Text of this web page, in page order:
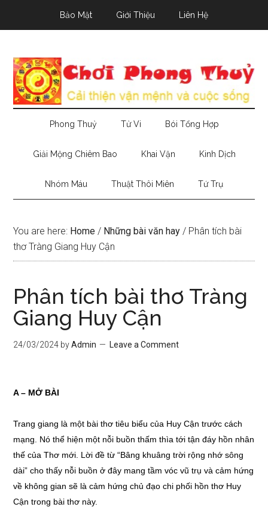
Bảo Mật Giới Thiệu Liên Hệ
Phong Thuỷ Tử Vi Bói Tổng Hợp
Giải Mộng Chiêm Bao Khai Vận Kinh Dịch
Nhóm Máu Thuật Thôi Miên Tứ Trụ
You are here: Home / Những bài văn hay / Phân tích bài
thơ Tràng Giang Huy Cận
Phân tích bài thơ Tràng
Giang Huy Cận
24/03/2024 byAdmin Leave a Comment
A – MỞ BÀI
Trang giang là một bài thơ tiêu biểu của Huy Cận trước cách
mạng. Nó thể hiện một nỗi buồn thấm thìa tới tận đáy hồn nhân
thế của Thơ mới. Lời đề từ “Bâng khuâng trời rộng nhớ sông
dài” cho thấy nỗi buồn ở đây mang tầm vóc vũ trụ và cảm hứng
về không gian sẽ là cảm hứng chủ đạo chi phối hồn thơ Huy
Cận trong bài thơ này.